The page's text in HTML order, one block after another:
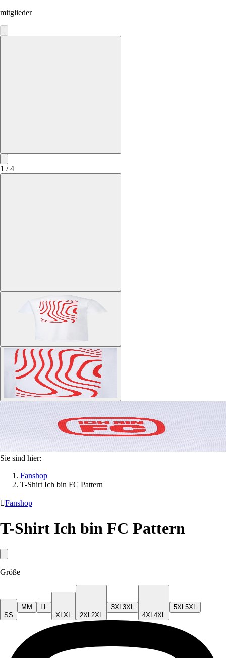
mitglieder
1 / 4
Sie sind hier:
Fanshop
T-Shirt Ich bin FC Pattern
Fanshop
T-Shirt Ich bin FC Pattern
Größe
SS
M M
XL XL 2XL 2XL
3XL 3XL
4XL 4XL
5XL 5XL